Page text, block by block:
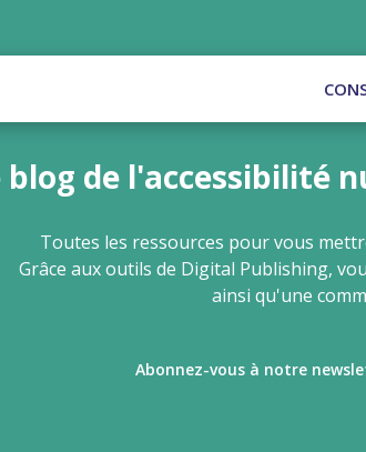
blog de l'accessibilité
Toutes les ressources pour vous
Grâce aux outils de Digital Publishing,
ainsi qu'une
Abonnez-vous à notre